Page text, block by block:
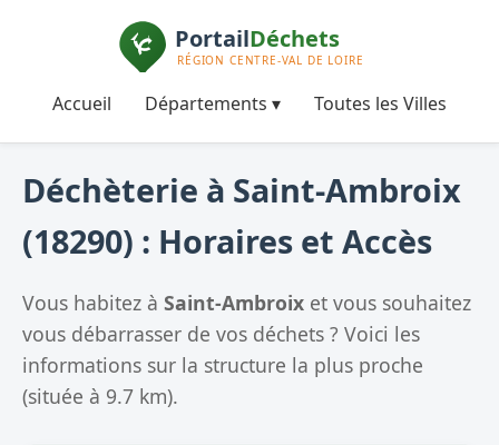
Accueil Départements ▾ Toutes les Villes
Déchèterie à Saint-Ambroix
(18290) : Horaires et Accès
Vous habitez à Saint-Ambroix et vous souhaitez
vous débarrasser de vos déchets ? Voici les
informations sur la structure la plus proche
(située à 9.7 km).